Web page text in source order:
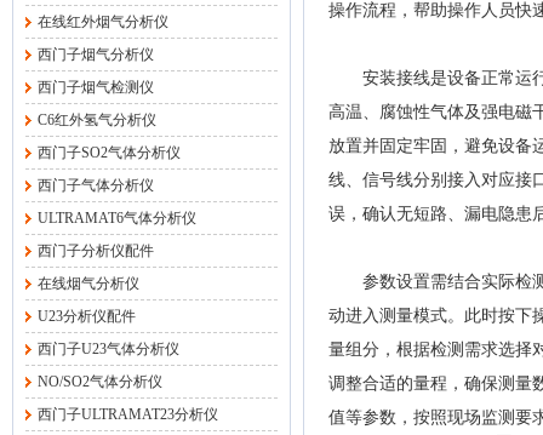
在线红外烟气分析仪
西门子烟气分析仪
西门子烟气检测仪
C6红外氢气分析仪
西门子SO2气体分析仪
西门子气体分析仪
ULTRAMAT6气体分析仪
西门子分析仪配件
在线烟气分析仪
U23分析仪配件
西门子U23气体分析仪
NO/SO2气体分析仪
西门子ULTRAMAT23分析仪
操作流程，帮助操作人员快
安装接线是设备正常运行
高温、腐蚀性气体及强电磁
放置并固定牢固，避免设备
线、信号线分别接入对应接
误，确认无短路、漏电隐患
参数设置需结合实际检测
动进入测量模式。此时按下
量组分，根据检测需求选择
调整合适的量程，确保测量
值等参数，按照现场监测要